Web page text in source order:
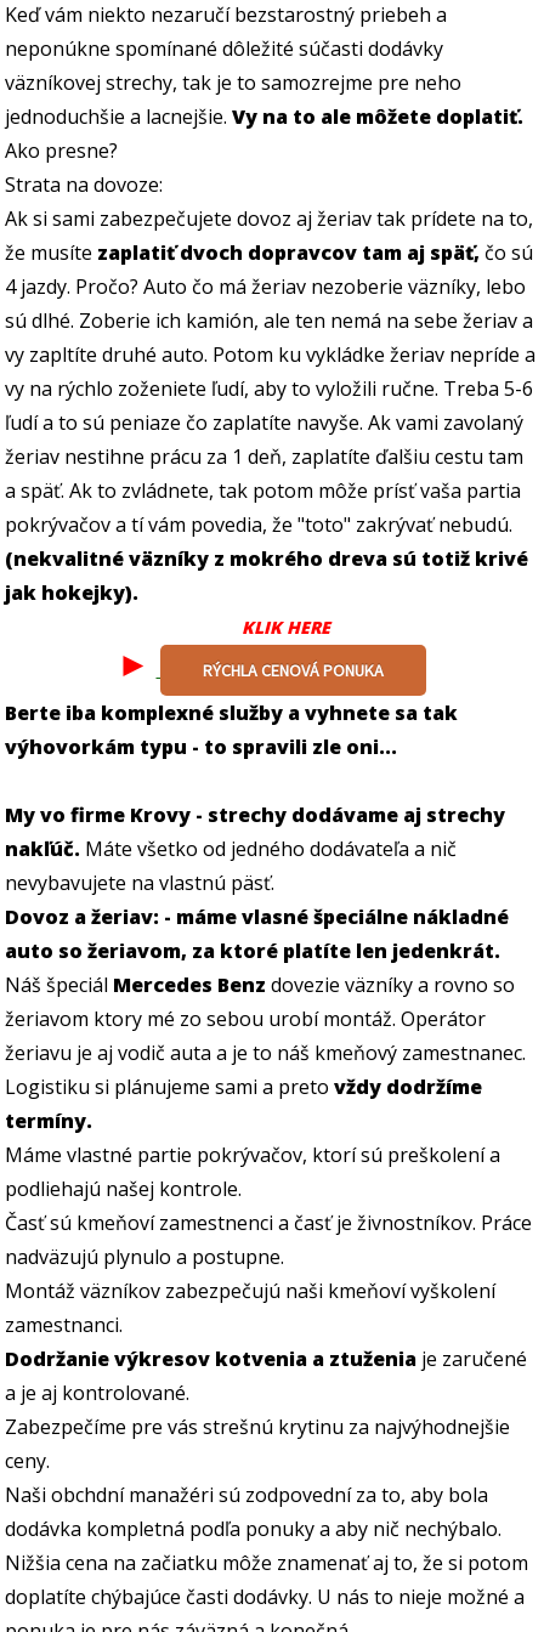
Keď vám niekto nezaručí bezstarostný priebeh a
neponúkne spomínané dôležité súčasti dodávky
väzníkovej strechy, tak je to samozrejme pre neho
jednoduchšie a lacnejšie.Vy na to ale môžete doplatiť.
Ako presne?
Strata na dovoze:
Ak si sami zabezpečujete dovoz aj žeriav tak prídete na to,
že musíte zaplatiť dvoch dopravcov tam aj späť, čo sú
4 jazdy. Pročo? Auto čo má žeriav nezoberie väzníky, lebo
sú dlhé. Zoberie ich kamión, ale ten nemá na sebe žeriav a
vy zapltíte druhé auto. Potom ku vykládke žeriav nepríde a
vy na rýchlo zoženiete ľudí, aby to vyložili ručne. Treba 5-6
ľudí a to sú peniaze čo zaplatíte navyše. Ak vami zavolaný
žeriav nestihne prácu za 1 deň, zaplatíte ďalšiu cestu tam
a späť. Ak to zvládnete, tak potom môže prísť vaša partia
pokrývačov a tí vám povedia, že "toto" zakrývať nebudú.
(nekvalitné väzníky z mokrého dreva sú totiž krivé
jak hokejky).
KLIK HERE
► RÝCHLA CENOVÁ PONUKA
Berte iba komplexné služby a vyhnete sa tak
výhovorkám typu - to spravili zle oni...
My vo firme Krovy - strechy dodávame aj strechy
nakľúč. Máte všetko od jedného dodávateľa a nič
nevybavujete na vlastnú päsť.
Dovoz a žeriav: - máme vlasné špeciálne nákladné
auto so žeriavom, za ktoré platíte len jedenkrát.
Náš špeciál Mercedes Benz dovezie väzníky a rovno so
žeriavom ktory mé zo sebou urobí montáž. Operátor
žeriavu je aj vodič auta a je to náš kmeňový zamestnanec.
Logistiku si plánujeme sami a pretovždy dodržíme
termíny.
Máme vlastné partie pokrývačov, ktorí sú preškolení a
podliehajú našej kontrole.
Časť sú kmeňoví zamestnenci a časť je živnostníkov. Práce
nadväzujú plynulo a postupne.
Montáž väzníkov zabezpečujú naši kmeňoví vyškolení
zamestnanci.
Dodržanie výkresov kotvenia a ztuženia je zaručené
a je aj kontrolované.
Zabezpečíme pre vás strešnú krytinu za najvýhodnejšie
ceny.
Naši obchdní manažéri sú zodpovední za to, aby bola
dodávka kompletná podľa ponuky a aby nič nechýbalo.
Nižšia cena na začiatku môže znamenať aj to, že si potom
doplatíte chýbajúce časti dodávky. U nás to nieje možné a